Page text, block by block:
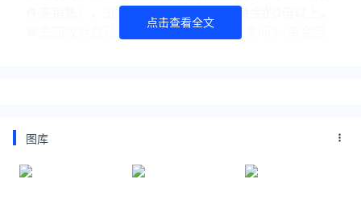
件来销售），3D硬金购买价格是普通黄金的1倍以上，
拿去回收对自己的损失是非常大的。如果问3d黄金回
购买价格远高于普通黄金。
3D硬金含金量跟其他黄金含金量是一样的，与普通黄
点击查看全文
图库